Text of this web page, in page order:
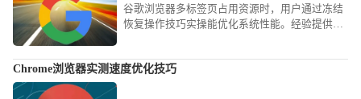
谷歌浏览器多标签页占用资源时，用户通过冻结
恢复操作技巧实操能优化系统性能。经验提供实
Chrome浏览器实测速度优化技巧